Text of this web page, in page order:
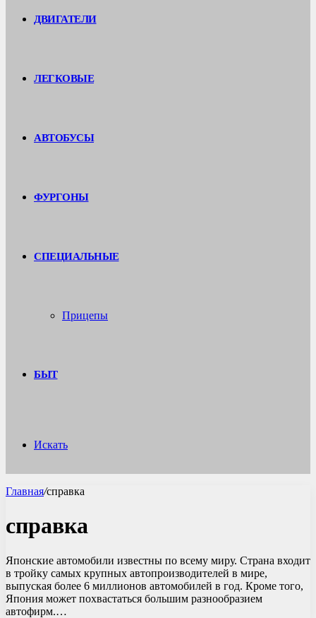
ДВИГАТЕЛИ
ЛЕГКОВЫЕ
АВТОБУСЫ
ФУРГОНЫ
СПЕЦИАЛЬНЫЕ
Прицепы
БЫТ
Искать
Главная/справка
справка
Японские автомобили известны по всему миру. Страна входит
в тройку самых крупных автопроизводителей в мире,
выпуская более 6 миллионов автомобилей в год. Кроме того,
Япония может похвастаться большим разнообразием
автофирм.…